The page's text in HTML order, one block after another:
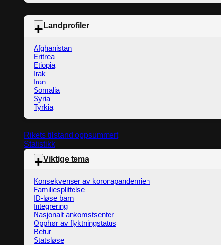
Landprofiler
Afghanistan
Eritrea
Etiopia
Irak
Iran
Somalia
Syria
Tyrkia
Rikets tilstand oppsummert
Statistikk
Viktige tema
Konsekvenser av koronapandemien
Familiesplittelse
ID-løse barn
Integrering
Nasjonalt ankomstsenter
Opphør av flyktningstatus
Retur
Statsløse